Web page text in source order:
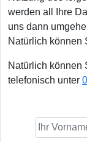
werden all Ihre
uns dann
Natürlich können
Natürlich können
telefonisch unter